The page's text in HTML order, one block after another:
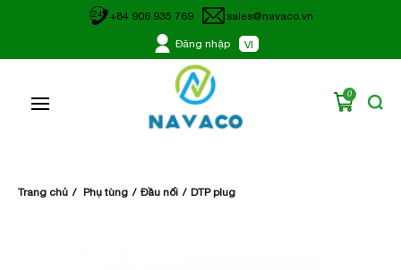
24 +84 906 935 769 sales@navaco.vn
Đăng nhập VI
0
Trang chủ Phụ tùng Đầu nối DTP plug